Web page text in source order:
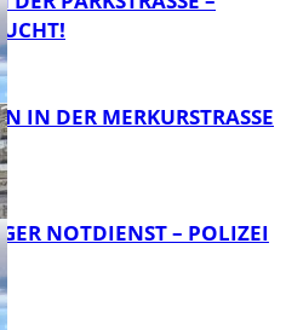
IN DER MERKURSTRASSE
NOTDIENST – POLIZEI